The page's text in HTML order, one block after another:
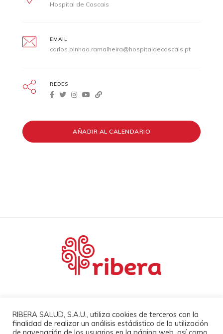
Hospital de Cascais
EMAIL
carlos.pinhao.ramalheira@hospitaldecascais.pt
REDES
AÑADIR AL CALENDARIO
Mapa Web
Docencia
RIBERA SALUD, S.A.U., utiliza cookies de terceros con la
finalidad de realizar un análisis estádistico de la utilización